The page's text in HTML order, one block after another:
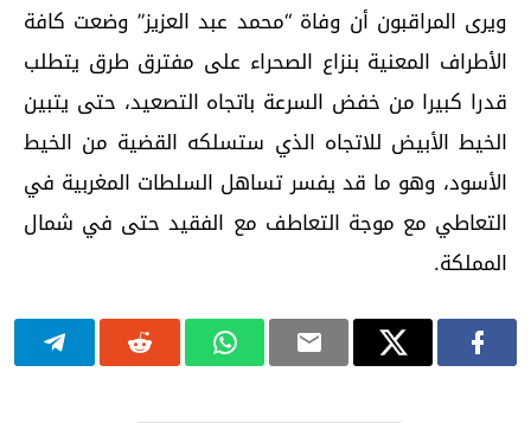
ويرى المراقبون أن وفاة “محمد عبد العزيز” وضعت كافة
الأطراف المعنية بنزاع الصحراء على مفترق طرق يتطلب
قدرا كبيرا من خفض السرعة باتجاه التصعيد، حتى يتبين
الخيط الأبيض للاتجاه الذي ستسلكه القضية من الخيط
الأسود، وهو ما قد يفسر تساهل السلطات المغربية في
التعاطي مع موجة التعاطف مع الفقيد حتى في شمال
المملكة.